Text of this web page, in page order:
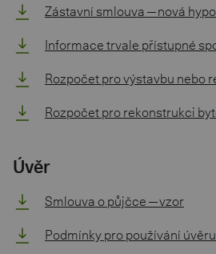
Zástavní smlouva — nová
Informace trvale přístupné
Rozpočet pro výstavbu nebo
Rozpočet pro rekonstrukci
Úvěr
Smlouva o půjčce — vzor
Podmínky pro používání úvěru